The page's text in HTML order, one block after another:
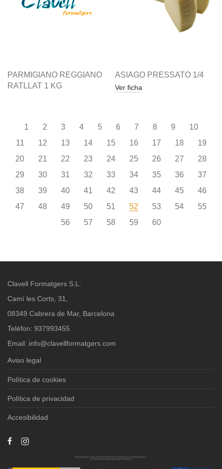
PARMIGIANO REGGIANO
RATLLAT 1 KG
ASIAGO PRESSATO 1/4
Ver ficha
1 2 3 4 5 6 7 8 9
10
11
12 13 14 15 16 17 18
19
20
21 22 23 24 25 26 27
28
29
30 31 32 33 34 35 36
37
38
39 40 41 42 43 44 45
46
47
48 49 50 51 52 53 54
55
56
57 58 59 60
Clavell Formatgers S.L.
Camí les Corts, 31,
08349 Cabrera de Mar, Barcelona
Telèfon: 937993455
Email: info@clavellformatgers.com
Aviso legal
Política de cookies
Política de privacidad
Accesibilidad